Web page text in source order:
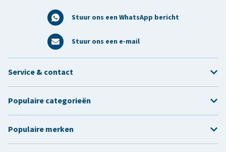
Stuur ons een WhatsApp bericht
Stuur ons een e-mail
Service & contact
Populaire categorieën
Populaire merken